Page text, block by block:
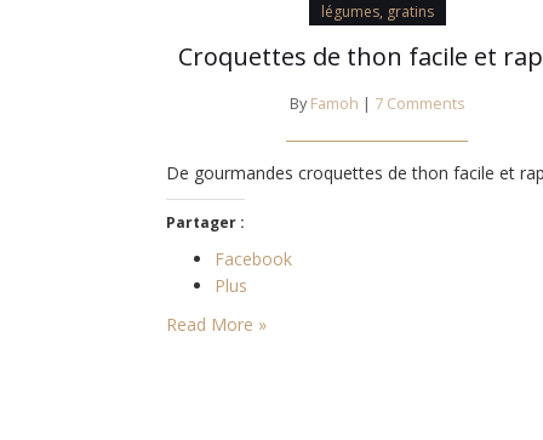
légumes, gratins
Croquettes de thon facile et
By Famoh | 7 Comments
De gourmandes croquettes de thon facile et
Partager :
Facebook
Plus
Read More »